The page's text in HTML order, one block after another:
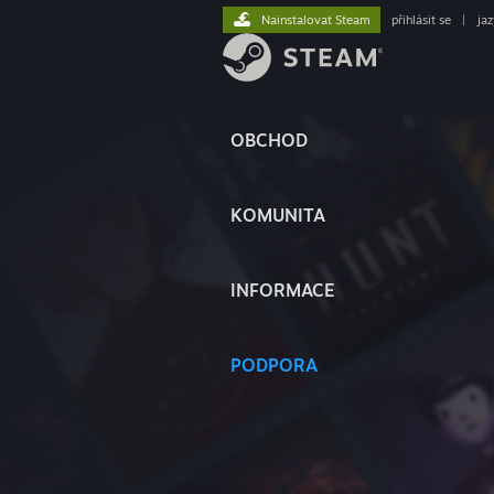
OBCHOD
KOMUNITA
INFORMACE
PODPORA
Nainstalovat Steam přihlásit se